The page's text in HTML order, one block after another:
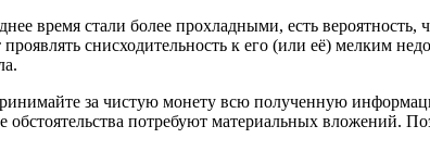
время стали более прохладными, есть
снисходительность к его (или её) мелким
за чистую монету всю полученную
потребуют материальных вложений.